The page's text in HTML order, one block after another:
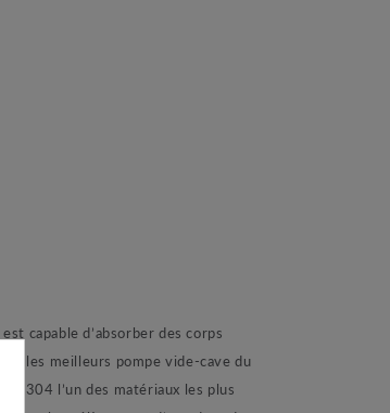
capable d’absorber des corps
les meilleurs pompe vide-cave du
304 l’un des matériaux les plus